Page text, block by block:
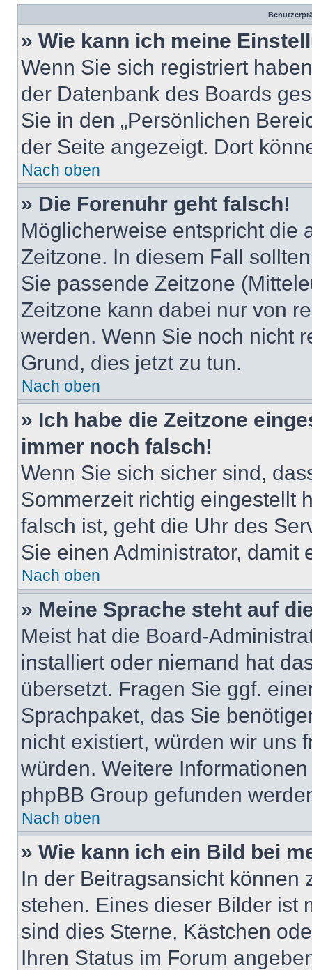
» Wie kann ich meine
Wenn Sie sich registriert
der Datenbank des Boards
Sie in den „Persönlichen
der Seite angezeigt. Dort
Nach oben
» Die Forenuhr geht falsch!
Möglicherweise entspricht die
Zeitzone. In diesem Fall
Sie passende Zeitzone
Zeitzone kann dabei nur von
werden. Wenn Sie noch nicht
Grund, dies jetzt zu tun.
Nach oben
» Ich habe die Zeitzone
immer noch falsch!
Wenn Sie sich sicher sind,
Sommerzeit richtig eingestellt
falsch ist, geht die Uhr des
Sie einen Administrator, damit
Nach oben
» Meine Sprache steht auf
Meist hat die Board-
installiert oder niemand hat
übersetzt. Fragen Sie ggf.
Sprachpaket, das Sie
nicht existiert, würden wir uns
würden. Weitere
phpBB Group gefunden
Nach oben
» Wie kann ich ein Bild bei
In der Beitragsansicht können
stehen. Eines dieser Bilder ist
sind dies Sterne, Kästchen
Ihren Status im Forum